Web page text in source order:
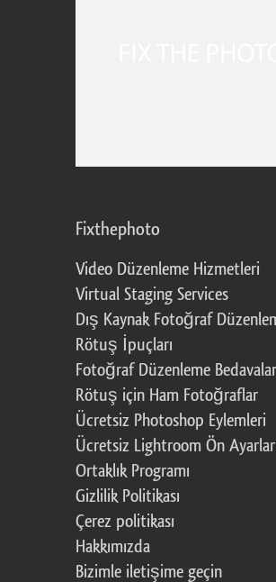
Fixthephoto
Video Düzenleme Hizmetleri
Virtual Staging Services
Dış Kaynak Fotoğraf
Rötuş İpuçları
Fotoğraf Düzenleme
Rötuş için Ham Fotoğraflar
Ücretsiz Photoshop Eylemleri
Ücretsiz Lightroom Ön
Ortaklık Programı
Gizlilik Politikası
Çerez politikası
Hakkımızda
Bizimle iletişime geçin